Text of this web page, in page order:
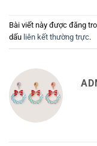
Bài viết này được đăng
dấu liên kết thường trực.